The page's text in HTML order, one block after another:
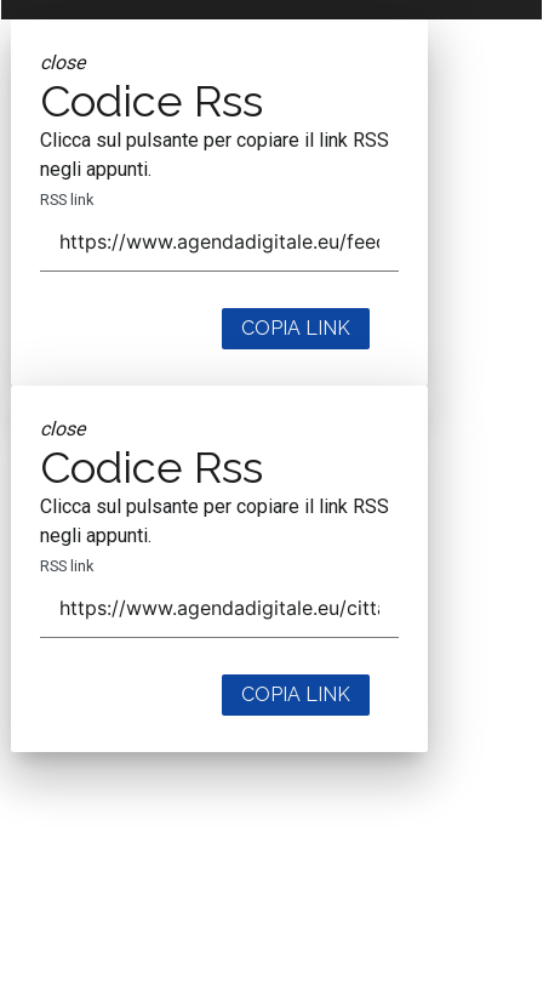
close
Codice Rss
Clicca sul pulsante per copiare il link RSS
negli appunti.
RSS link
COPIA LINK
close
Codice Rss
Clicca sul pulsante per copiare il link RSS
negli appunti.
RSS link
COPIA LINK